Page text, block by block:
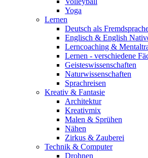
Yoga
Lernen
Deutsch als
Englisch & English
Lerncoaching &
Lernen - verschiedene
Geisteswissenschaften
Naturwissenschaften
Sprachreisen
Kreativ & Fantasie
Architektur
Kreativmix
Malen & Sprühen
Nähen
Zirkus & Zauberei
Technik & Computer
Drohnen